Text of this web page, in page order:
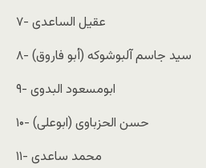
۷- عقیل الساعدی
۸- سید جاسم آلبوشوکه (أبو فاروق)
۹- ابومسعود البدوی
۱۰- حسن الحزباوی (ابوعلی)
۱۱- محمد ساعدی